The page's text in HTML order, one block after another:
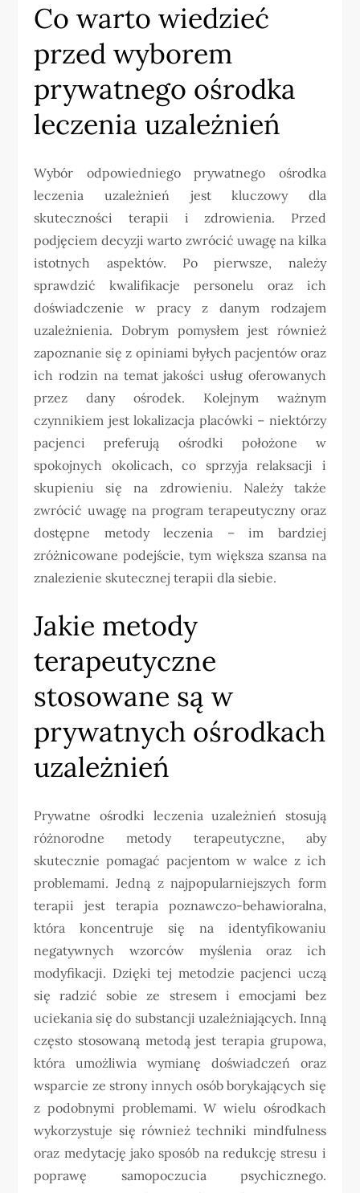
Co warto wiedzieć
przed wyborem
prywatnego ośrodka
leczenia uzależnień
Wybór odpowiedniego prywatnego ośrodka
leczenia uzależnień jest kluczowy dla
skuteczności terapii i zdrowienia. Przed
podjęciem decyzji warto zwrócić uwagę na kilka
istotnych aspektów. Po pierwsze, należy
sprawdzić kwalifikacje personelu oraz ich
doświadczenie w pracy z danym rodzajem
uzależnienia. Dobrym pomysłem jest również
zapoznanie się z opiniami byłych pacjentów oraz
ich rodzin na temat jakości usług oferowanych
przez dany ośrodek. Kolejnym ważnym
czynnikiem jest lokalizacja placówki – niektórzy
pacjenci preferują ośrodki położone w
spokojnych okolicach, co sprzyja relaksacji i
skupieniu się na zdrowieniu. Należy także
zwrócić uwagę na program terapeutyczny oraz
dostępne metody leczenia – im bardziej
zróżnicowane podejście, tym większa szansa na
znalezienie skutecznej terapii dla siebie.
Jakie metody
terapeutyczne
stosowane są w
prywatnych ośrodkach
uzależnień
Prywatne ośrodki leczenia uzależnień stosują
różnorodne metody terapeutyczne, aby
skutecznie pomagać pacjentom w walce z ich
problemami. Jedną z najpopularniejszych form
terapii jest terapia poznawczo-behawioralna,
która koncentruje się na identyfikowaniu
negatywnych wzorców myślenia oraz ich
modyfikacji. Dzięki tej metodzie pacjenci uczą
się radzić sobie ze stresem i emocjami bez
uciekania się do substancji uzależniających. Inną
często stosowaną metodą jest terapia grupowa,
która umożliwia wymianę doświadczeń oraz
wsparcie ze strony innych osób borykających się
z podobnymi problemami. W wielu ośrodkach
wykorzystuje się również techniki mindfulness
oraz medytację jako sposób na redukcję stresu i
poprawę samopoczucia psychicznego.